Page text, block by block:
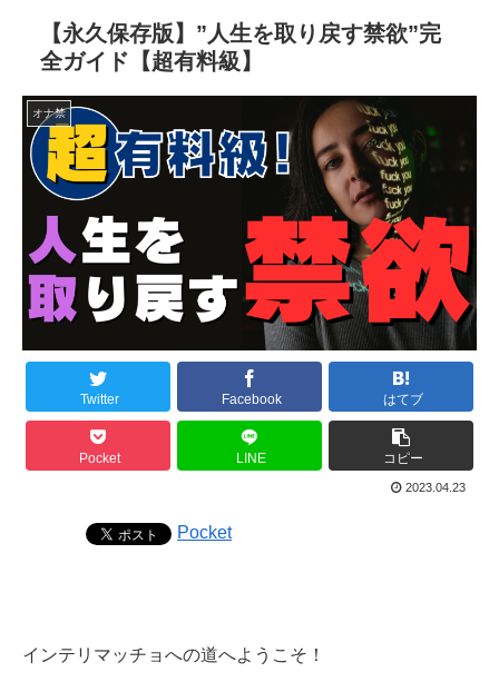
【永久保存版】”人生を取り戻す禁欲”完
全ガイド【超有料級】
オナ禁
Twitter Facebook はてブ
Pocket LINE コピー
2023.04.23
Pocket
インテリマッチョへの道へようこそ！